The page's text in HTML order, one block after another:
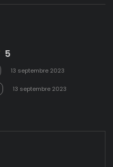
5
13 septembre 2023
13 septembre 2023